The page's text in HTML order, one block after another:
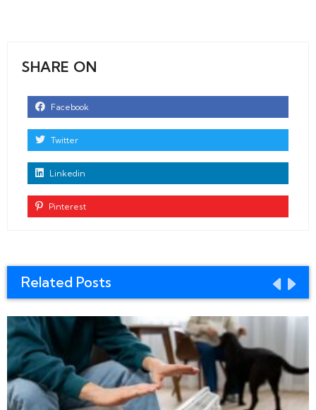
SHARE ON
Facebook
Twitter
Linkedin
Pinterest
Related Posts